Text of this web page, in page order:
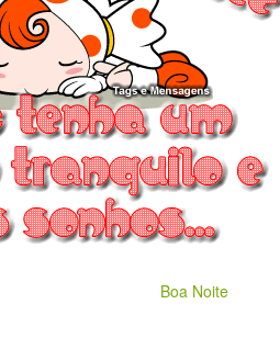
Boa Noite